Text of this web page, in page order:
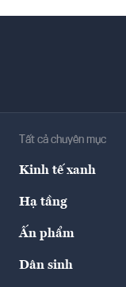
Tất cả chuyên mục
Kinh tế xanh
Hạ tầng
Ấn phẩm
Dân sinh